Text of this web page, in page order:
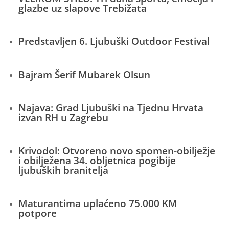
glazbe uz slapove Trebižata
Predstavljen 6. Ljubuški Outdoor Festival
Bajram Šerif Mubarek Olsun
Najava: Grad Ljubuški na Tjednu Hrvata
izvan RH u Zagrebu
Krivodol: Otvoreno novo spomen-obilježje
i obilježena 34. obljetnica pogibije
ljubuških branitelja
Maturantima uplaćeno 75.000 KM
potpore